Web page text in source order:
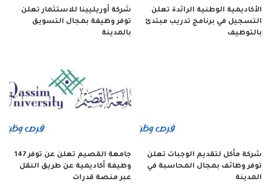
الأكاديمية الوطنية الرائدة تعلن
التسجيل في برنامج تدريب مبتدئ
بالتوظيف
شركة أوريليينا للاستثمار تعلن
توفر وظيفة بمجال التسويق
بالمدينة
شركة مأكل لتقديم الوجبات تعلن
توفر وظائف بمجال المحاسبة في
المدينة
جامعة القصيم تعلن عن توفر 147
وظيفة أكاديمية عن طريق النقل
عبر منصة قدرات